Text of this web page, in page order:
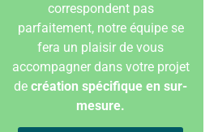
correspondent pas
parfaitement, notre équipe se
fera un plaisir de vous
accompagner dans votre projet
decréation spécifique en sur-
mesure.